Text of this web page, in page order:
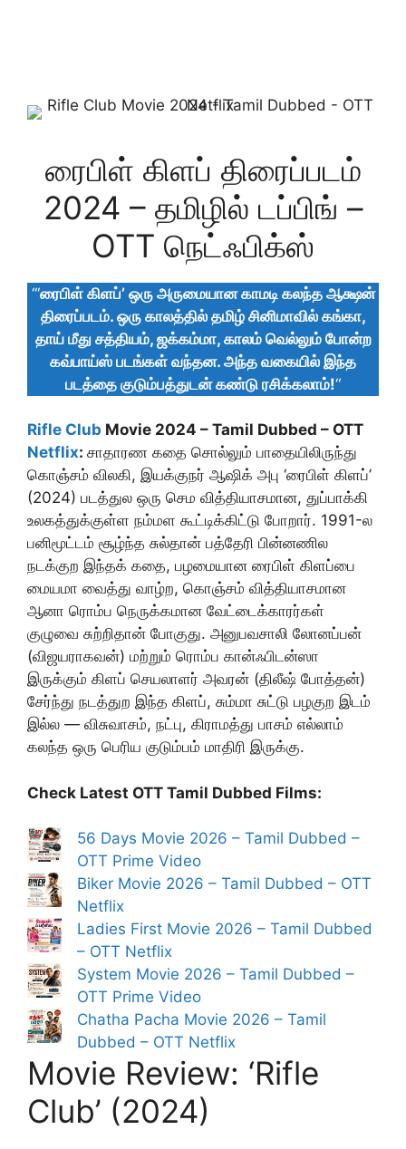
ரைபிள் கிளப் திரைப்படம்
2024 – தமிழில் டப்பிங் –
OTT நெட்ஃபிக்ஸ்
“‘ரைபிள் கிளப்’ ஒரு அருமையான காமடி கலந்த ஆக்ஷன்
திரைப்படம். ஒரு காலத்தில் தமிழ் சினிமாவில் கங்கா,
தாய் மீது சத்தியம், ஜக்கம்மா, காலம் வெல்லும் போன்ற
கவ்பாய்ஸ் படங்கள் வந்தன. அந்த வகையில் இந்த
படத்தை குடும்பத்துடன் கண்டு ரசிக்கலாம்!“
Rifle Club Movie 2024 – Tamil Dubbed – OTT
Netflix: சாதாரண கதை சொல்லும் பாதையிலிருந்து
கொஞ்சம் விலகி, இயக்குநர் ஆஷிக் அபு ‘ரைபிள் கிளப்’
(2024) படத்துல ஒரு செம வித்தியாசமான, துப்பாக்கி
உலகத்துக்குள்ள நம்மள கூட்டிக்கிட்டு போறார். 1991-ல
பனிமூட்டம் சூழ்ந்த சுல்தான் பத்தேரி பின்னணில
நடக்குற இந்தக் கதை, பழமையான ரைபிள் கிளப்பை
மையமா வைத்து வாழ்ற, கொஞ்சம் வித்தியாசமான
ஆனா ரொம்ப நெருக்கமான வேட்டைக்காரர்கள்
குழுவை சுற்றிதான் போகுது. அனுபவசாலி லோனப்பன்
(விஜயராகவன்) மற்றும் ரொம்ப கான்ஃபிடன்ஸா
இருக்கும் கிளப் செயலாளர் அவரன் (திலீஷ் போத்தன்)
சேர்ந்து நடத்துற இந்த கிளப், சும்மா சுட்டு பழகுற இடம்
இல்ல — விசுவாசம், நட்பு, கிராமத்து பாசம் எல்லாம்
கலந்த ஒரு பெரிய குடும்பம் மாதிரி இருக்கு.
Check Latest OTT Tamil Dubbed Films:
56 Days Movie 2026 – Tamil Dubbed –
OTT Prime Video
Biker Movie 2026 – Tamil Dubbed – OTT
Netflix
Ladies First Movie 2026 – Tamil Dubbed
– OTT Netflix
System Movie 2026 – Tamil Dubbed –
OTT Prime Video
Chatha Pacha Movie 2026 – Tamil
Dubbed – OTT Netflix
Movie Review: ‘Rifle
Club’ (2024)